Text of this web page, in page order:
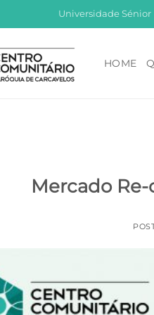
Universidade Sénior
HOME
Mercado Re-